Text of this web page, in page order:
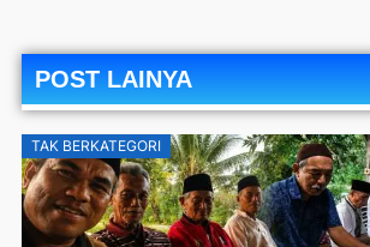
POST LAINYA
TAK BERKATEGORI